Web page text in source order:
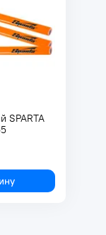
SPARTA